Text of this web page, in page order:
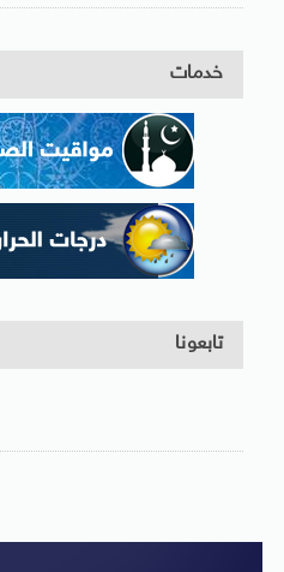
خدمات
تابعونا